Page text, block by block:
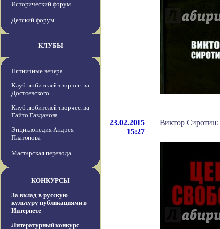
Исторический форум
Детский форум
КЛУБЫ
Пятничные вечера
Клуб любителей творчества
Достоевского
Клуб любителей творчества
Гайто Газданова
Энциклопедия Андрея
Платонова
Мастерская перевода
КОНКУРСЫ
За вклад в русскую
культуру публикациями в
Интернете
Литературный конкурс
23.02.2015
15:27
Виктор